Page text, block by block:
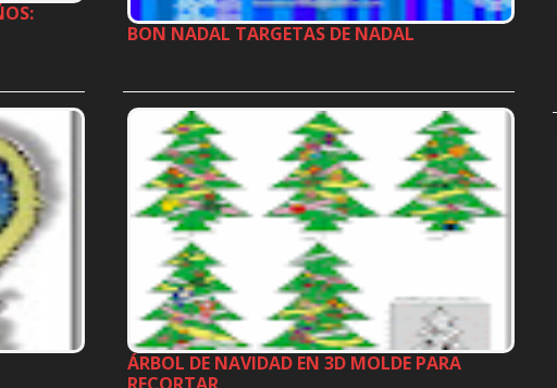
BON NADAL TARGETAS DE NADAL
ÁRBOL DE NAVIDAD EN 3D MOLDE PARA